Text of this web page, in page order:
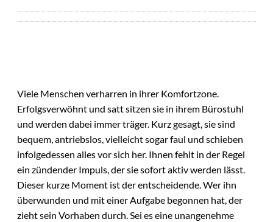
Viele Menschen verharren in ihrer Komfortzone.
Erfolgsverwöhnt und satt sitzen sie in ihrem Bürostuhl
und werden dabei immer träger. Kurz gesagt, sie sind
bequem, antriebslos, vielleicht sogar faul und schieben
infolgedessen alles vor sich her. Ihnen fehlt in der Regel
ein zündender Impuls, der sie sofort aktiv werden lässt.
Dieser kurze Moment ist der entscheidende. Wer ihn
überwunden und mit einer Aufgabe begonnen hat, der
zieht sein Vorhaben durch. Sei es eine unangenehme